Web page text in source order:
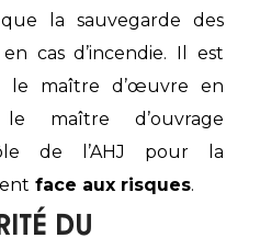
la sauvegarde des
cas d’incendie. Il est
le maître d’œuvre en
maître d’ouvrage
de l’AHJ pour la
face aux risques.
du